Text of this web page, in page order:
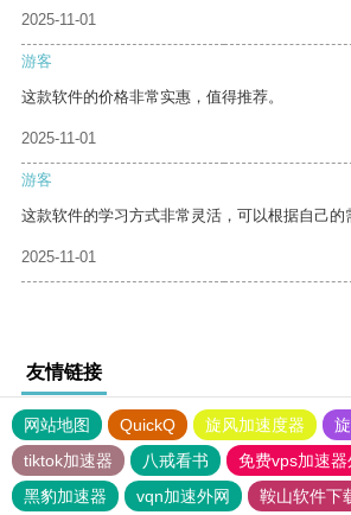
2025-11-01
游客
这款软件的价格非常实惠，值得推荐。
2025-11-01
游客
这款软件的学习方式非常灵活，可以根据自己的
2025-11-01
友情链接
网站地图 QuickQ 旋风加速度器
tiktok加速器
八戒看书
免费vps加速
黑豹加速器
vqn加速外网 鞍山软件下